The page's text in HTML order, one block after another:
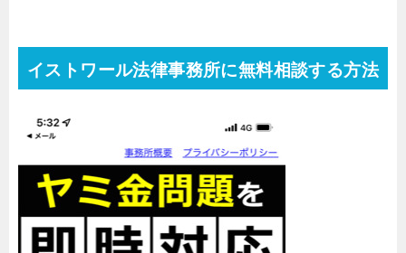
イストワール法律事務所に無料相談する方法